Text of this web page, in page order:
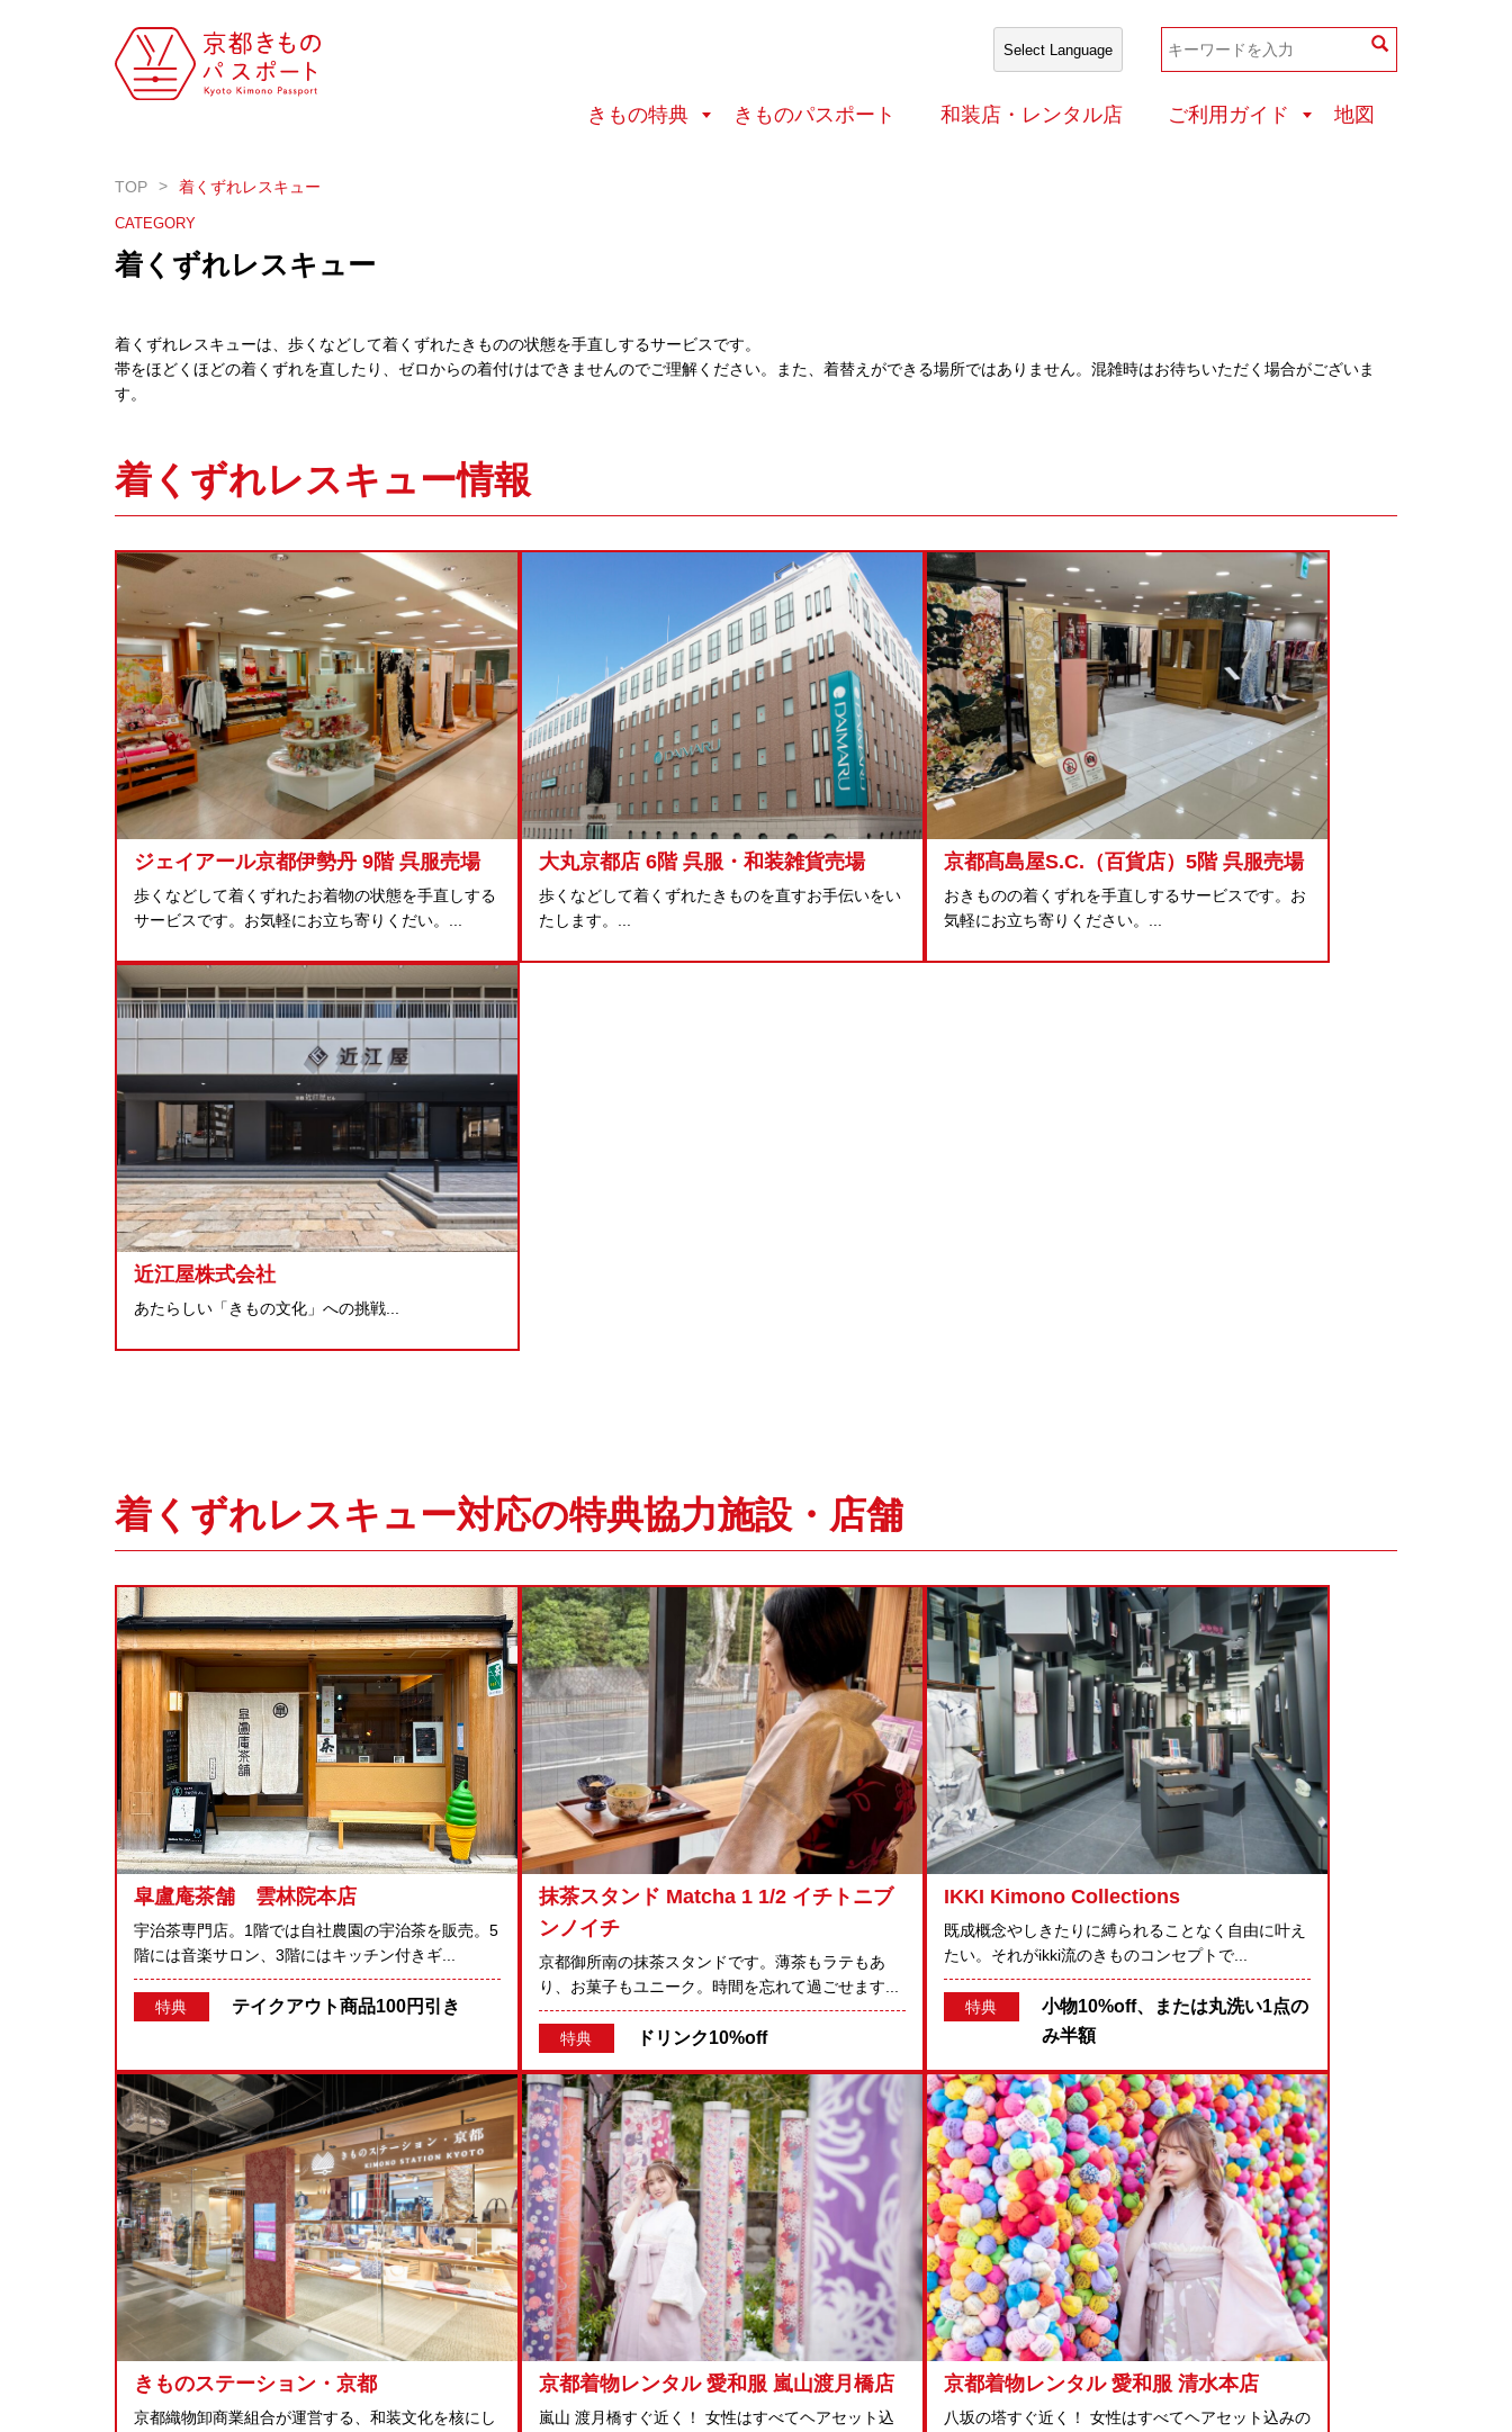
きもの特典 きものパスポート 和装店・レンタル店 ご利用ガイド 地図
TOP 着くずれレスキュー
CATEGORY
着くずれレスキュー
着くずれレスキューは、歩くなどして着くずれたきものの状態を手直しするサービスです。
帯をほどくほどの着くずれを直したり、ゼロからの着付けはできませんのでご理解ください。また、着替えができる場所ではありません。混雑時はお待ちいただく場合がございま
す。
着くずれレスキュー情報
ジェイアール京都伊勢丹 9階 呉服売場
歩くなどして着くずれたお着物の状態を手直しする
サービスです。お気軽にお立ち寄りくだい。...
大丸京都店 6階 呉服・和装雑貨売場
歩くなどして着くずれたきものを直すお手伝いをい
たします。...
京都髙島屋S.C.（百貨店）5階 呉服売場
おきものの着くずれを手直しするサービスです。お
気軽にお立ち寄りください。...
近江屋株式会社
あたらしい「きもの文化」への挑戦...
着くずれレスキュー対応の特典協力施設・店舗
皐盧庵茶舗 雲林院本店
宇治茶専門店。1階では自社農園の宇治茶を販売。5
階には音楽サロン、3階にはキッチン付きギ...
特典 テイクアウト商品100円引き
抹茶スタンド Matcha 1 1/2 イチトニブ
ンノイチ
京都御所南の抹茶スタンドです。薄茶もラテもあ
り、お菓子もユニーク。時間を忘れて過ごせます...
特典 ドリンク10%off
IKKI Kimono Collections
既成概念やしきたりに縛られることなく自由に叶え
たい。それがikki流のきものコンセプトで...
特典
小物10%off、または丸洗い1点の
み半額
きものステーション・京都
京都織物卸商業組合が運営する、和装文化を核にし
京都着物レンタル 愛和服 嵐山渡月橋店
嵐山 渡月橋すぐ近く！ 女性はすべてヘアセット込
京都着物レンタル 愛和服 清水本店
八坂の塔すぐ近く！ 女性はすべてヘアセット込みの